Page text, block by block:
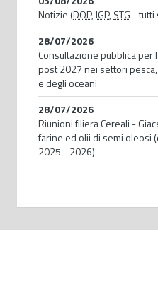
Notizie (DOP,IGP,STG - tutti
28/07/2026
Consultazione pubblica
post 2027 nei settori
e degli oceani
28/07/2026
Riunioni filiera Cereali -
farine ed olii di semi oleosi
2025 - 2026)